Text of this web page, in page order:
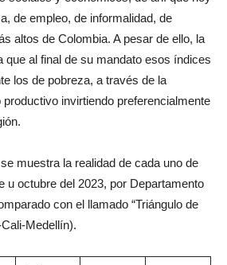
de empleo, de informalidad, de
altos de Colombia. A pesar de ello, la
que al final de su mandato esos índices
los de pobreza, a través de la
invirtiendo preferencialmente
muestra la realidad de cada uno de
u octubre del 2023, por Departamento
con el llamado “Triángulo de
Medellín).